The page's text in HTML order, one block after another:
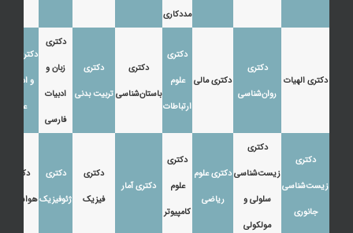
مددکاری
دکتری الهیات
دکتری
روان‌شناسی
دکتری مالی
دکتری
علوم
ارتباطات
دکتری
باستان‌شناسی
دکتری
تربیت بدنی
دکتری
زبان و
ادبیات
فارسی
دکتری زبان
و ادبیات
عرب
دکتری
زیست‌شناسی
جانوری
دکتری
زیست‌شناسی
سلولی و
مولکولی
دکتری علوم
ریاضی
دکتری
علوم
کامپیوتر
دکتری آمار
دکتری
فیزیک
دکتری
ژئوفیزیک
دکتری
هواشناسی